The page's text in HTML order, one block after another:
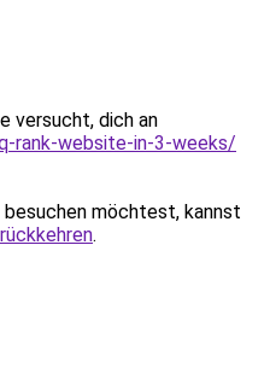
versucht, dich an
rank-website-in-3-weeks/
möchtest, kannst
.